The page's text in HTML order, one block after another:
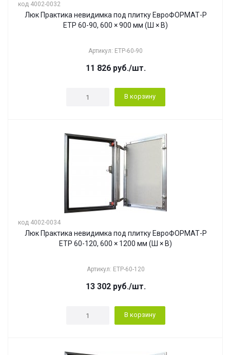
код 4002-0032
Люк Практика невидимка под плитку ЕвроФОРМАТ-Р
ЕТР 60-90, 600 × 900 мм (Ш × В)
Артикул: ЕТР-60-90
11 826руб./шт.
В корзину
код 4002-0034
Люк Практика невидимка под плитку ЕвроФОРМАТ-Р
ЕТР 60-120, 600 × 1200 мм (Ш × В)
Артикул: ЕТР-60-120
13 302руб./шт.
В корзину